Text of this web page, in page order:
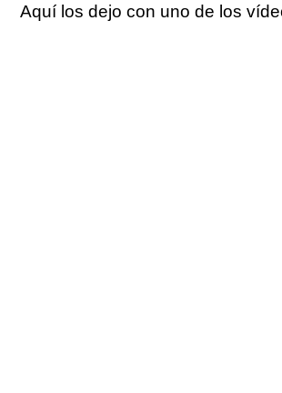
Aquí los dejo con uno de los